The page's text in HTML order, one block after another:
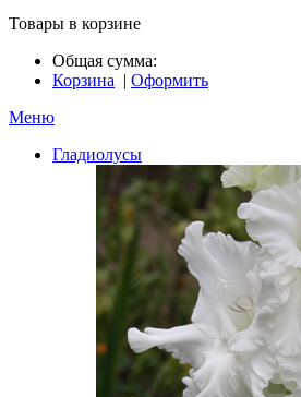
Товары в корзине
Общая сумма:
Корзина | Оформить
Меню
Гладиолусы